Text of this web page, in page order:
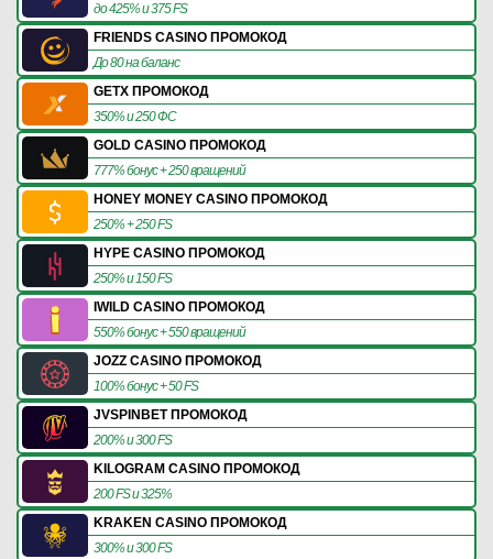
до 425% и 375 FS
FRIENDS CASINO ПРОМОКОД
До 80 на баланс
GETX ПРОМОКОД
350% и 250 ФС
GOLD CASINO ПРОМОКОД
777% бонус + 250 вращений
HONEY MONEY CASINO ПРОМОКОД
250% + 250 FS
HYPE CASINO ПРОМОКОД
250% и 150 FS
IWILD CASINO ПРОМОКОД
550% бонус + 550 вращений
JOZZ CASINO ПРОМОКОД
100% бонус + 50 FS
JVSPINBET ПРОМОКОД
200% и 300 FS
KILOGRAM CASINO ПРОМОКОД
200 FS и 325%
KRAKEN CASINO ПРОМОКОД
300% и 300 FS